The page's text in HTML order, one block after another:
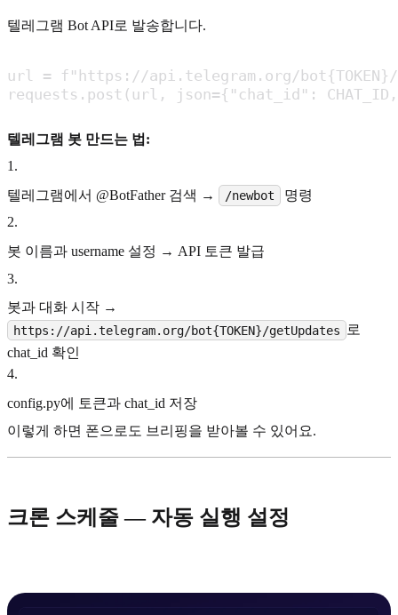
텔레그램 Bot API로 발송합니다.
url = f"https://api.telegram.org/bot{TOKEN}/
requests.post(url, json={"chat_id":
텔레그램 봇 만드는 법:
1 .
텔레그램에서 @BotFather 검색 →
/newbot
명령
2.
봇 이름과 username 설정 → API 토큰 발급
3.
봇과 대화 시작 →
https://api.telegram.org/bot{TOKEN}/getUpdates
로
chat_id 확인
4.
config.py에 토큰과 chat_id 저장
이렇게 하면 폰으로도 브리핑을 받아볼 수 있어요.
크론 스케줄 — 자동 실행 설정